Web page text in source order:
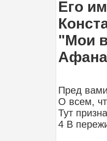
Его
"Мои
Пред
О всем,
Тут
4 В